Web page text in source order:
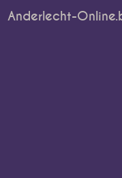
Anderlecht-